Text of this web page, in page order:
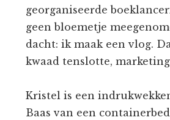
georganiseerde
geen bloemetje
dacht: ik maak een vlog.
kwaad tenslotte,
Kristel is een
Baas van een